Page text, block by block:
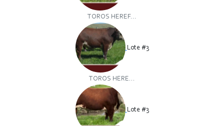
TOROS HEREF...
Lote #3
TOROS HERE...
Lote #3